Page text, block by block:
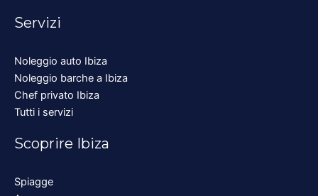
Servizi
Noleggio auto Ibiza
Noleggio barche a Ibiza
Chef privato Ibiza
Tutti i servizi
Scoprire Ibiza
Spiagge